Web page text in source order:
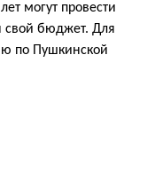
могут провести
свой бюджет. Для
по Пушкинской